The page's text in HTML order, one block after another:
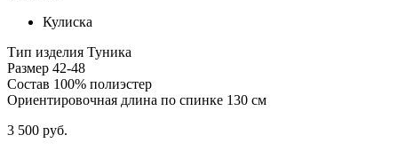
Кулиска
Тип изделия Туника
Размер 42-48
Состав 100% полиэстер
Ориентировочная длина по спинке 130 см
3 500 руб.